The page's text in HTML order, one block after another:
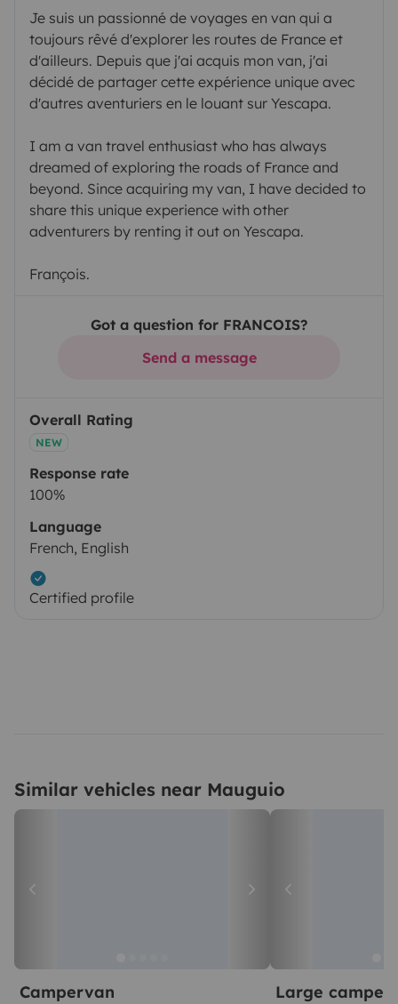
Je suis un passionné de voyages en van qui a
toujours rêvé d'explorer les routes de France et
d'ailleurs. Depuis que j'ai acquis mon van, j'ai
décidé de partager cette expérience unique avec
d'autres aventuriers en le louant sur Yescapa.
I am a van travel enthusiast who has always
dreamed of exploring the roads of France and
beyond. Since acquiring my van, I have decided to
share this unique experience with other
adventurers by renting it out on Yescapa.
François.
Got a question for FRANCOIS?
Send a message
Overall Rating
NEW
Response rate
100%
Language
French, English
Certified profile
Similar vehicles near Mauguio
Campervan Large